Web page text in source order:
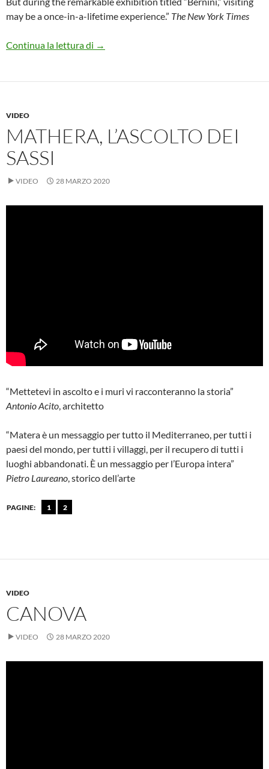
may be a once-in-a-lifetime experience.” The New York Times
Continua la lettura di Bernini
→
VIDEO
MATHERA, L’ASCOLTO DEI
SASSI
VIDEO 28 MARZO 2020
“Mettetevi in ascolto e i muri vi racconteranno la storia”
Antonio Acito, architetto
“Matera è un messaggio per tutto il Mediterraneo, per tutti i
paesi del mondo, per tutti i villaggi, per il recupero di tutti i
luoghi abbandonati. È un messaggio per l’Europa intera”
Pietro Laureano, storico dell’arte
PAGINE: 1 2
VIDEO
CANOVA
VIDEO 28 MARZO 2020